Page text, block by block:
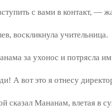
с вами в контакт, —
воскликнула учительница.
за ухонос и потрясла им
А вот это я отнесу
Мананам, влетая в